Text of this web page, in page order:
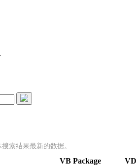
索结果最新的数据。
VB Package